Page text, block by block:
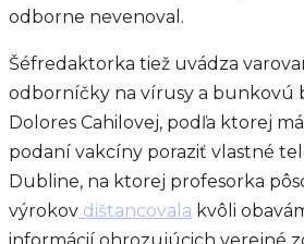
odborne nevenoval.
Šéfredaktorka tiež uvádza
odborníčky na vírusy a bunkovú
Dolores Cahilovej, podľa ktorej
podaní vakcíny poraziť vlastné
Dubline, na ktorej profesorka
výrokov dištancovala kvôli